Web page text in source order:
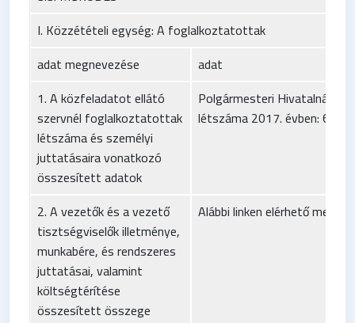
I. Közzétételi egység: A foglalkoztatottak
adat megnevezése
adat
1. A közfeladatot ellátó
szervnél foglalkoztatottak
létszáma és személyi
juttatásaira vonatkozó
összesített adatok
Polgármesteri Hivatalnál
létszáma 2017. évben: 64 fő
2. A vezetők és a vezető
tisztségviselők illetménye,
munkabére, és rendszeres
juttatásai, valamint
költségtérítése
összesített összege
Alábbi linken elérhető